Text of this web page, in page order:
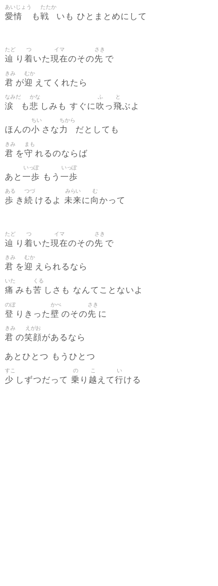
愛情
あいじょう
も戦
たたか
いも ひとまとめにして
辿
たど
り 着
つ
いた現在
イマ
のその先
さき
で
君
きみ
が迎
むか
えてくれたら
涙
なみだ
も悲
かな
しみも すぐに吹
ふ
っ飛
と
ぶよ
ほんの小
ちい
さな力
ちから
だとしても
君
きみ
を守
まも
れるのならば
あと 一歩
いっぽ
もう 一歩
いっぽ
歩
ある
き 続
つづ
けるよ 未来
みらい
に向
む
かって
辿
たど
り 着
つ
いた現在
イマ
のその先
さき
で
君
きみ
を迎
むか
えられるなら
痛
いた
みも苦
くる
しさも なんてことないよ
登
のぼ
りきった壁
かべ
のその先
さき
に
君
きみ
の笑顔
えがお
があるなら
あとひとつ もうひとつ
少
すこ
しずつだって 乗
の
り 越
こ
えて行
い
ける